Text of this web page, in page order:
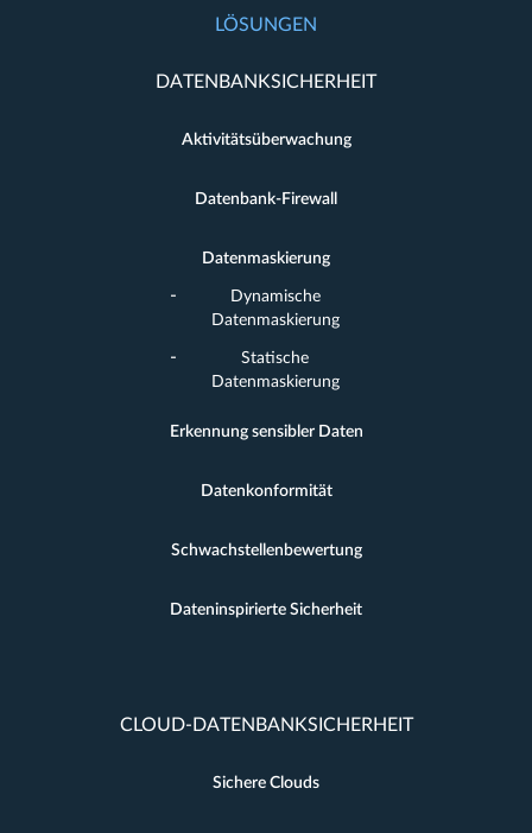
LÖSUNGEN
DATENBANKSICHERHEIT
Aktivitätsüberwachung
Datenbank-Firewall
Datenmaskierung
Dynamische
Datenmaskierung
Statische
Datenmaskierung
Erkennung sensibler Daten
Datenkonformität
Schwachstellenbewertung
Dateninspirierte Sicherheit
CLOUD-DATENBANKSICHERHEIT
Sichere Clouds